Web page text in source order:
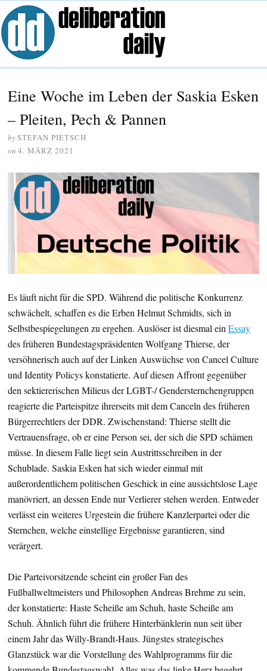
Eine Woche im Leben der Saskia Esken
– Pleiten, Pech & Pannen
bySTEFAN PIETSCH
on 4. MÄRZ 2021
Es läuft nicht für die SPD. Während die politische Konkurrenz
schwächelt, schaffen es die Erben Helmut Schmidts, sich in
Selbstbespiegelungen zu ergehen. Auslöser ist diesmal ein Essay
des früheren Bundestagspräsidenten Wolfgang Thierse, der
versöhnerisch auch auf der Linken Auswüchse von Cancel Culture
und Identity Policys konstatierte. Auf diesen Affront gegenüber
den sektiererischen Milieus der LGBT-/ Gendersternchengruppen
reagierte die Parteispitze ihrerseits mit dem Canceln des früheren
Bürgerrechtlers der DDR. Zwischenstand: Thierse stellt die
Vertrauensfrage, ob er eine Person sei, der sich die SPD schämen
müsse. In diesem Falle liegt sein Austrittsschreiben in der
Schublade. Saskia Esken hat sich wieder einmal mit
außerordentlichem politischen Geschick in eine aussichtslose Lage
manövriert, an dessen Ende nur Verlierer stehen werden. Entweder
verlässt ein weiteres Urgestein die frühere Kanzlerpartei oder die
Sternchen, welche einstellige Ergebnisse garantieren, sind
verärgert.
Die Parteivorsitzende scheint ein großer Fan des
Fußballweltmeisters und Philosophen Andreas Brehme zu sein,
der konstatierte: Haste Scheiße am Schuh, haste Scheiße am
Schuh. Ähnlich führt die frühere Hinterbänklerin nun seit über
einem Jahr das Willy-Brandt-Haus. Jüngstes strategisches
Glanzstück war die Vorstellung des Wahlprogramms für die